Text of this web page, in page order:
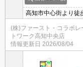
高知市中心街より徒
(株)ファースト・コラボレ
トワーク高知中央店
情報更新日 2026/08/04